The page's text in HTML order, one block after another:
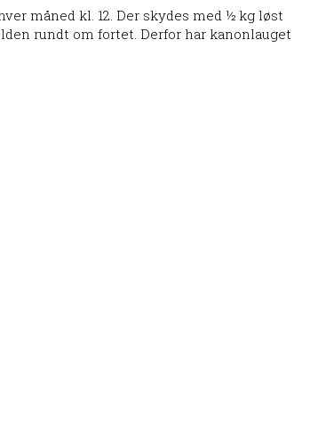
måned kl. 12. Der skydes med ½ kg løst
rundt om fortet. Derfor har kanonlauget